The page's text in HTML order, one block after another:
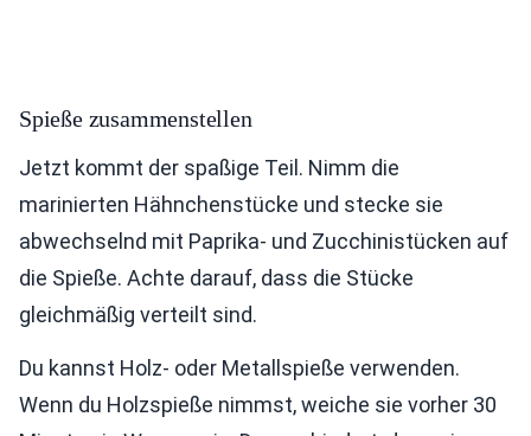
Spieße zusammenstellen
Jetzt kommt der spaßige Teil. Nimm die
marinierten Hähnchenstücke und stecke sie
abwechselnd mit Paprika- und Zucchinistücken auf
die Spieße. Achte darauf, dass die Stücke
gleichmäßig verteilt sind.
Du kannst Holz- oder Metallspieße verwenden.
Wenn du Holzspieße nimmst, weiche sie vorher 30